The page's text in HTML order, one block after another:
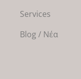
Services
Blog / Νέα